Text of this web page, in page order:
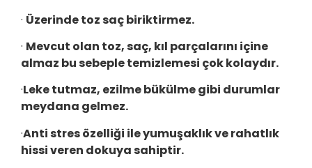
· Üzerinde toz saç biriktirmez.
· Mevcut olan toz, saç, kıl parçalarını içine
almaz bu sebeple temizlemesi çok kolaydır.
·Leke tutmaz, ezilme bükülme gibi durumlar
meydana gelmez.
·Anti stres özelliği ile yumuşaklık ve rahatlık
hissi veren dokuya sahiptir.